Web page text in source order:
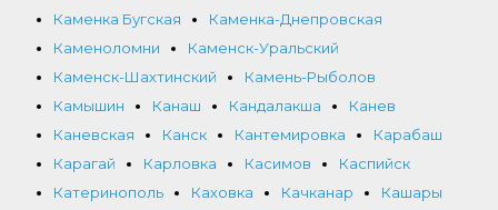
Каменка Бугская
Каменка-Днепровская
Каменоломни
Каменск-Уральский
Каменск-Шахтинский
Камень-Рыболов
Камышин
Канаш Кандалакша
Канев
Каневская
Канск Кантемировка
Карабаш
Карагай
Карловка Касимов
Каспийск
Катеринополь
Каховка Качканар
Кашары